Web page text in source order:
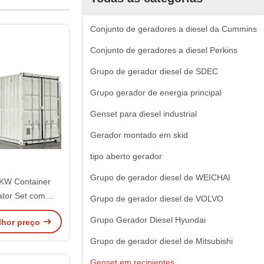
Conjunto de geradores a diesel da Cummins
Conjunto de geradores a diesel Perkins
Grupo de gerador diesel de SDEC
Grupo gerador de energia principal
Genset para diesel industrial
Gerador montado em skid
tipo aberto gerador
Grupo de gerador diesel de WEICHAI
Grupo de gerador diesel de VOLVO
Grupo Gerador Diesel Hyundai
Grupo de gerador diesel de Mitsubishi
Container
Set com
G8 Motor para
preço